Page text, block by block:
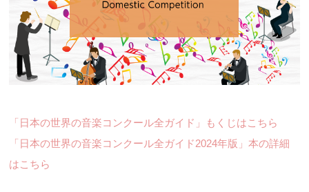
「日本の世界の音楽コンクール全ガイド」もくじはこちら
「日本の世界の音楽コンクール全ガイド2024年版」本の詳細
はこちら